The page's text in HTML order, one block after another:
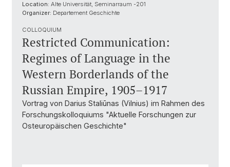
Location: Alte Universität, Seminarraum -201
Organizer: Departement Geschichte
COLLOQUIUM
Restricted Communication:
Regimes of Language in the
Western Borderlands of the
Russian Empire, 1905–1917
Vortrag von Darius Staliūnas (Vilnius) im Rahmen des
Forschungskolloquiums "Aktuelle Forschungen zur
Osteuropäischen Geschichte"